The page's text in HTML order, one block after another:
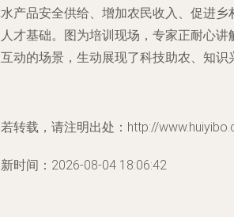
产品安全供给、增加农民收入、促进乡
才基础。图为培训现场，专家正耐心讲
动的场景，生动展现了科技助农、知识
转载，请注明出处：http://
时间：2026-08-04 18:06:42